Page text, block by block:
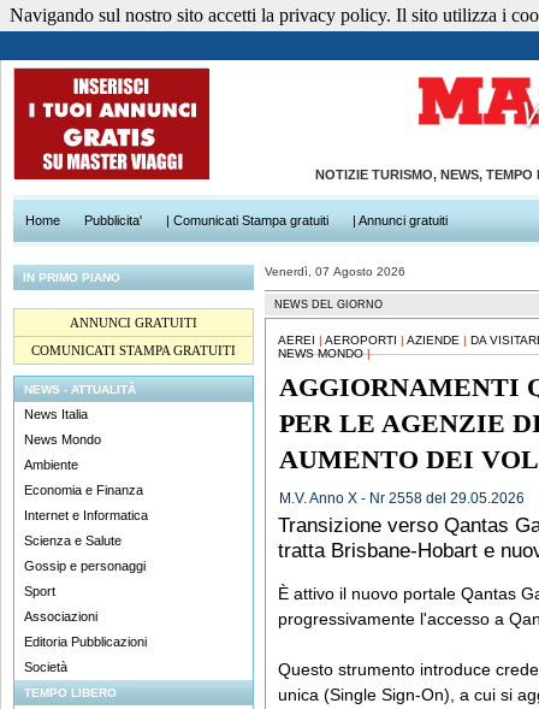
NOTIZIE TURISMO, NEWS,
Home Pubblicita' | Comunicati Stampa gratuiti | Annunci gratuiti
IN PRIMO PIANO
ANNUNCI GRATUITI
COMUNICATI STAMPA GRATUITI
NEWS - ATTUALITÀ
News Italia
News Mondo
Ambiente
Economia e Finanza
Internet e Informatica
Scienza e Salute
Gossip e personaggi
Sport
Associazioni
Editoria Pubblicazioni
Società
TEMPO LIBERO
Venerdì, 07 Agosto 2026
NEWS DEL GIORNO
AEREI | AEROPORTI | AZIENDE | DA
NEWS MONDO|
AGGIORNAMENTI
PER LE AGENZIE
AUMENTO DEI
M.V. Anno X - Nr 2558 del 29.05.2026
Transizione verso Qantas
tratta Brisbane-Hobart e
È attivo il nuovo portale Qantas
progressivamente l'accesso a
Questo strumento introduce
unica (Single Sign-On), a cui si
Navigando sul nostro sito accetti la privacy policy. Il sito utilizza i